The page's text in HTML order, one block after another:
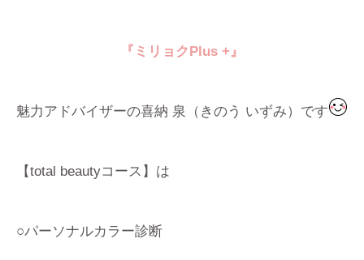
『ミリョクPlus +』
魅力アドバイザーの喜納 泉（きのう いずみ）です
【total beautyコース】は
○パーソナルカラー診断